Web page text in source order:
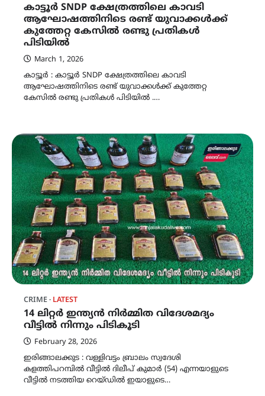
കാട്ടൂർ SNDP ക്ഷേത്രത്തിലെ കാവടി
ആഘോഷത്തിനിടെ രണ്ട് യുവാക്കൾക്ക്
കുത്തേറ്റ കേസിൽ രണ്ടു പ്രതികൾ
പിടിയിൽ
March 1, 2026
കാട്ടൂർ : കാട്ടൂർ SNDP ക്ഷേത്രത്തിലെ കാവടി
ആഘോഷത്തിനിടെ രണ്ട് യുവാക്കൾക്ക് കുത്തേറ്റ
കേസിൽ രണ്ടു പ്രതികൾ പിടിയിൽ .…
CRIME LATEST
14 ലിറ്റർ ഇന്ത്യൻ നിർമ്മിത വിദേശമദ്യം
വീട്ടിൽ നിന്നും പിടികൂടി
February 28, 2026
ഇരിങ്ങാലക്കുട : വള്ളിവട്ടം ബ്രാലം സ്വദേശി
കളത്തിപറമ്പിൽ വീട്ടിൽ ദിലീപ് കുമാർ (54) എന്നയാളുടെ
വീട്ടിൽ നടത്തിയ റെയ്ഡിൽ ഇയാളുടെ…